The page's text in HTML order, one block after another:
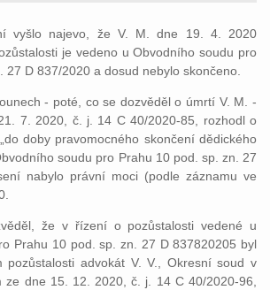
vyšlo najevo, že V. M. dne 19. 4. 2020
je vedeno u Obvodního soudu pro
27 D 837/2020 a dosud nebylo skončeno.
- poté, co se dozvěděl o úmrtí V. M. -
7. 2020, č. j. 14 C 40/2020-85, rozhodl o
doby pravomocného skončení dědického
soudu pro Prahu 10 pod. sp. zn. 27
nabylo právní moci (podle záznamu ve
že v řízení o pozůstalosti vedené u
Prahu 10 pod. sp. zn. 27 D 837820205 byl
pozůstalosti advokát V. V., Okresní soud v
ze dne 15. 12. 2020, č. j. 14 C 40/2020-96,